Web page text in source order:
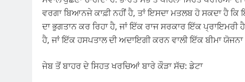
ਵਰਗਾ ਬਿਆਨਜੇ ਕਾਫ਼ੀ ਨਹੀਂ ਹੈ, ਤਾਂ ਇਸਦਾ ਮਤਲਬ ਹੋ ਸਕਦਾ ਹੈ
ਦਾ ਭੁਗਤਾਨ ਕਰ ਰਿਹਾ ਹੈ, ਜਾਂ ਇੱਕ ਰਾਜ ਸਰਕਾਰ ਇੱਕ
ਹੈ, ਜਾਂ ਇੱਕ ਹਸਪਤਾਲ ਦੀ ਅਦਾਇਗੀ ਕਰਨ ਵਾਲੀ ਇੱਕ ਬੀਮਾ
ਜੇਬ ਤੋਂ ਬਾਹਰ ਦੇ ਸਿਹਤ ਖਰਚਿਆਂ ਬਾਰੇ ਕੌੜਾ ਸੱਚ: ਡੇਟਾ